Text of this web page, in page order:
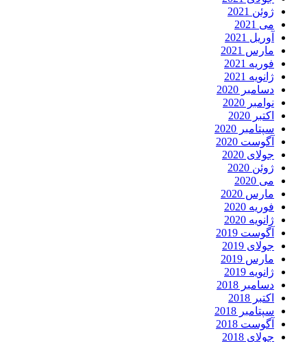
ژوئن 2021
می 2021
آوریل 2021
مارس 2021
فوریه 2021
ژانویه 2021
دسامبر 2020
نوامبر 2020
اکتبر 2020
سپتامبر 2020
آگوست 2020
جولای 2020
ژوئن 2020
می 2020
مارس 2020
فوریه 2020
ژانویه 2020
آگوست 2019
جولای 2019
مارس 2019
ژانویه 2019
دسامبر 2018
اکتبر 2018
سپتامبر 2018
آگوست 2018
جولای 2018